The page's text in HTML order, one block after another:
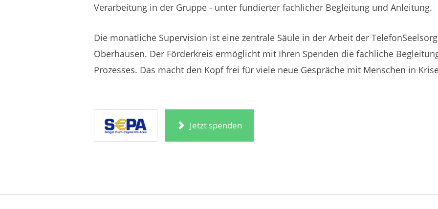
Verarbeitung in der Gruppe - unter fundierter fachlicher Begleitung und Anleitung.
Die monatliche Supervision ist eine zentrale Säule in der Arbeit der
Oberhausen. Der Förderkreis ermöglicht mit Ihren Spenden die fachliche
Prozesses. Das macht den Kopf frei für viele neue Gespräche mit Menschen in
Jetzt spenden